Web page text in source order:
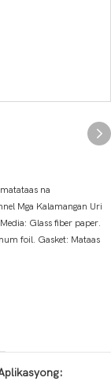
na
Mga Kalamangan Uri
Glass fiber paper.
foil. Gasket: Mataas